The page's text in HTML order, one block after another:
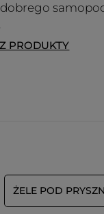
PRODUKTY
ŻELE POD